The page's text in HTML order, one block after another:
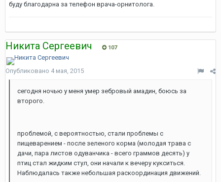
буду благодарна за телефон врача-орнитолога.
Никита Сергеевич 107
Опубликовано 4 мая, 2015
сегодня ночью у меня умер зебровый амадин, боюсь за
второго.
проблемой, с вероятностью, стали проблемы с
пищеварением - после зеленого корма (молодая трава с
дачи, пара листов одуванчика - всего граммов десять) у
птиц стал жидким стул, они начали к вечеру кукситься.
Наблюдалась также небольшая раскоординация движений.